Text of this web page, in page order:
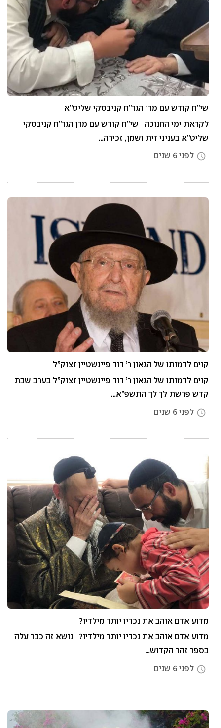
שי”ח קודש עם מרן הגר”ח קניבסקי שליט”א
לקראת ימי החנוכה שי”ח קודש עם מרן הגר”ח קניבסקי
שליט”א בעניני זית ושמן, זכירה…
access_time לפני 6 שנים
קוים לדמותו של הגאון ר’ דוד פיינשטיין זצוק”ל
קוים לדמותו של הגאון ר’ דוד פיינשטיין זצוק”ל בערב שבת
קדש פרשת לך לך התשפ”א…
access_time לפני 6 שנים
מדוע אדם אוהב את נכדיו יותר מילדיו?
מדוע אדם אוהב את נכדיו יותר מילדיו? נושא זה כבר עלה
בספר זהר הקדוש…
access_time לפני 6 שנים